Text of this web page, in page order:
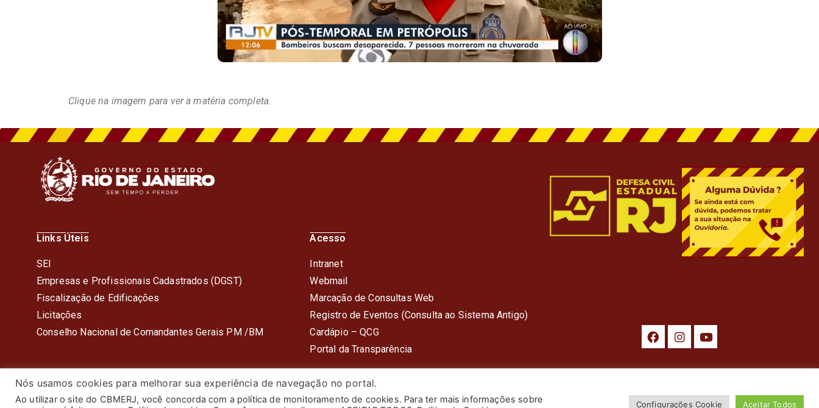
Clique na imagem para ver a matéria completa.
Links Úteis
SEI
Empresas e Profissionais Cadastrados (DGST)
Fiscalização de Edificações
Licitações
Conselho Nacional de Comandantes Gerais PM /BM
Acesso
Intranet
Webmail
Marcação de Consultas Web
Registro de Eventos (Consulta ao Sistema Antigo)
Cardápio – QCG
Portal da Transparência
© 2024 Corpo de Bombeiros Militar do Estado do Rio de Janeiro. Todos os Direitos Reservados. Desenvolvimento porASTI.
Nós usamos cookies para melhorar sua experiência de navegação no portal.
Ao utilizar o site do CBMERJ, você concorda com a política de monitoramento de cookies. Para ter mais informações sobre
Configurações Cookie Aceitar Todos